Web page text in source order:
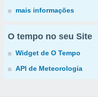
mais informações
O tempo no seu Site
Widget de O Tempo
API de Meteorologia